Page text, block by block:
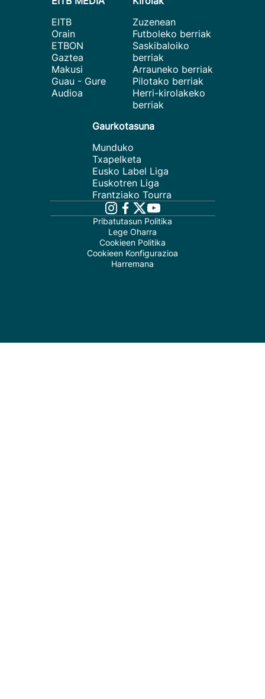
EITB
Orain
ETBON
Gaztea
Makusi
Guau - Gure
Audioa
Zuzenean
Futboleko berriak
Saskibaloiko
berriak
Arrauneko berriak
Pilotako berriak
Herri-kirolakeko
berriak
Gaurkotasuna
Munduko
Txapelketa
Eusko Label Liga
Euskotren Liga
Frantziako Tourra
Pribatutasun Politika
Lege Oharra
Cookieen Politika
Cookieen Konfigurazioa
Harremana